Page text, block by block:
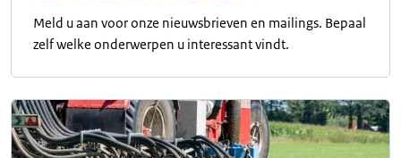
Meld u aan voor onze nieuwsbrieven en mailings. Bepaal
zelf welke onderwerpen u interessant vindt.